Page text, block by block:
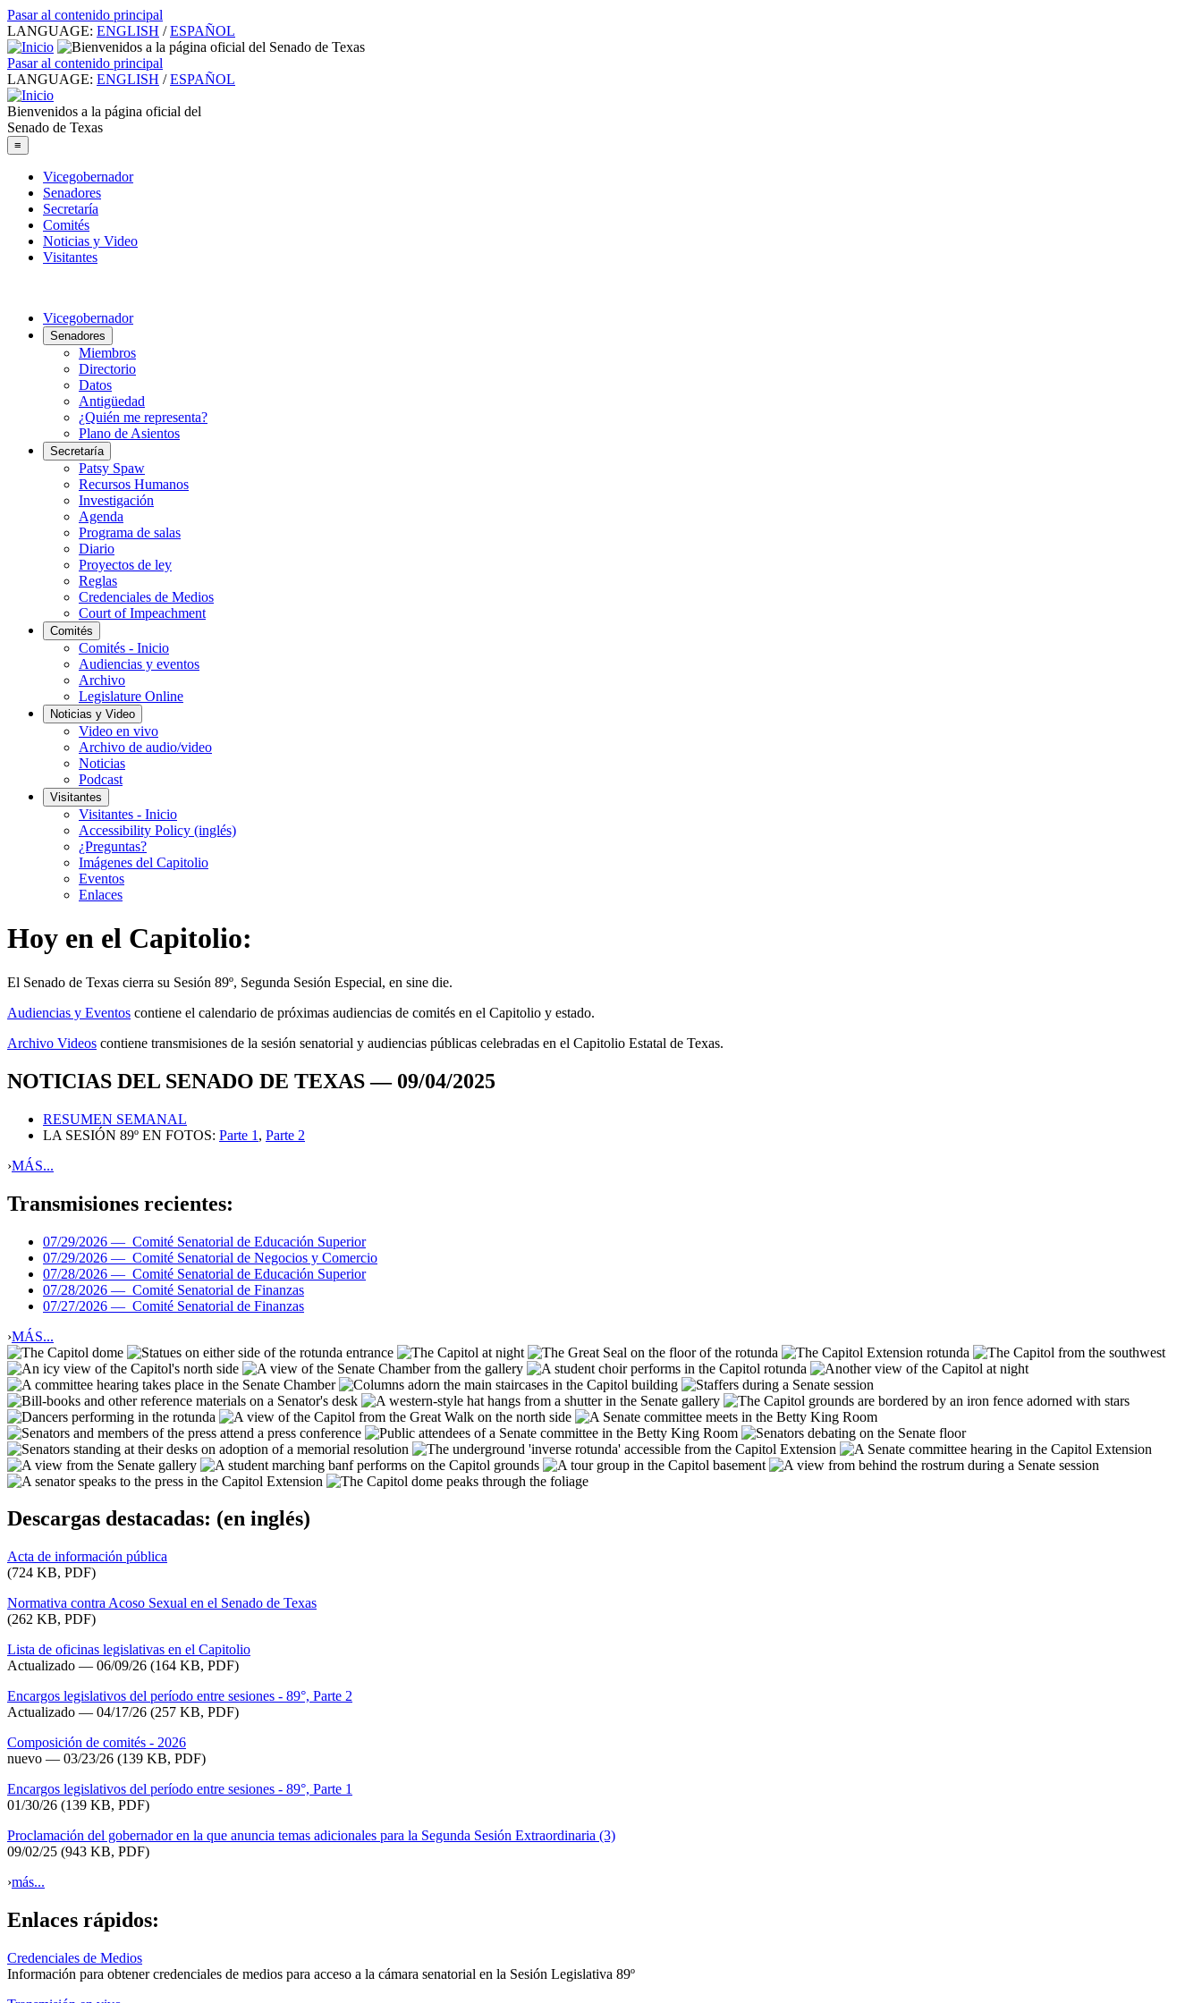
Pasar al contenido principal
LANGUAGE: ENGLISH / ESPAÑOL
Pasar al contenido principal
LANGUAGE: ENGLISH / ESPAÑOL
Bienvenidos a la página oficial del
Senado de Texas
≡
Vicegobernador
Senadores
Secretaría
Comités
Noticias y Video
Visitantes
Vicegobernador
Senadores
Miembros
Directorio
Datos
Antigüedad
¿Quién me representa?
Plano de Asientos
Secretaría
Patsy Spaw
Recursos Humanos
Investigación
Agenda
Programa de salas
Diario
Proyectos de ley
Reglas
Credenciales de Medios
Court of Impeachment
Comités
Comités - Inicio
Audiencias y eventos
Archivo
Legislature Online
Noticias y Video
Video en vivo
Archivo de audio/video
Noticias
Podcast
Visitantes
Visitantes - Inicio
Accessibility Policy (inglés)
¿Preguntas?
Imágenes del Capitolio
Eventos
Enlaces
Hoy en el Capitolio:
El Senado de Texas cierra su Sesión 89º, Segunda Sesión Especial, en sine die.
Audiencias y Eventos contiene el calendario de próximas audiencias de comités en el Capitolio y estado.
Archivo Videos contiene transmisiones de la sesión senatorial y audiencias públicas celebradas en el Capitolio Estatal de Texas.
NOTICIAS DEL SENADO DE TEXAS — 09/04/2025
RESUMEN SEMANAL
LA SESIÓN 89º EN FOTOS: Parte 1 , Parte 2
›MÁS...
Transmisiones recientes:
07/29/2026 — Comité Senatorial de Educación Superior
07/29/2026 — Comité Senatorial de Negocios y Comercio
07/28/2026 — Comité Senatorial de Educación Superior
07/28/2026 — Comité Senatorial de Finanzas
07/27/2026 — Comité Senatorial de Finanzas
›MÁS...
Descargas destacadas: (en inglés)
Acta de información pública
(724 KB, PDF)
Normativa contra Acoso Sexual en el Senado de Texas
(262 KB, PDF)
Lista de oficinas legislativas en el Capitolio
Actualizado — 06/09/26 (164 KB, PDF)
Encargos legislativos del período entre sesiones - 89°, Parte 2
Actualizado — 04/17/26 (257 KB, PDF)
Composición de comités - 2026
nuevo — 03/23/26 (139 KB, PDF)
Encargos legislativos del período entre sesiones - 89°, Parte 1
01/30/26 (139 KB, PDF)
Proclamación del gobernador en la que anuncia temas adicionales para la Segunda Sesión Extraordinaria (3)
09/02/25 (943 KB, PDF)
›más...
Enlaces rápidos:
Credenciales de Medios
Información para obtener credenciales de medios para acceso a la cámara senatorial en la Sesión Legislativa 89º